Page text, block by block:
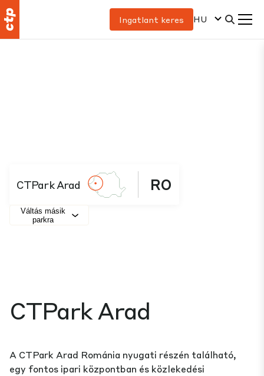
Ingatlant keres HU
CTPark Arad RO
Váltás másik
parkra
CTPark Arad
A CTPark Arad Románia nyugati részén található,
egy fontos ipari központban és közlekedési